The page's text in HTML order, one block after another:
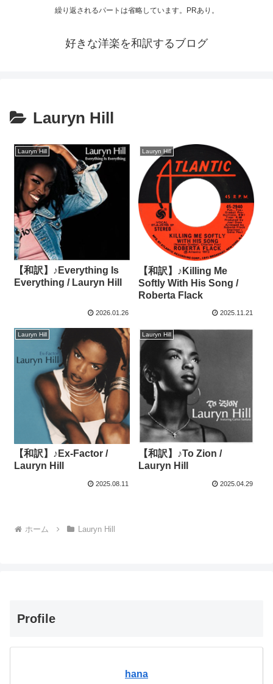
繰り返されるパートは省略しています。PRあり。
好きな洋楽を和訳するブログ
Lauryn Hill
Lauryn Hill
【和訳】♪Everything Is
Everything / Lauryn Hill
2026.01.26
Lauryn Hill
【和訳】♪Killing Me
Softly With His Song /
Roberta Flack
2025.11.21
Lauryn Hill
【和訳】♪Ex-Factor /
Lauryn Hill
2025.08.11
Lauryn Hill
【和訳】♪To Zion /
Lauryn Hill
2025.04.29
ホーム Lauryn Hill
Profile
hana